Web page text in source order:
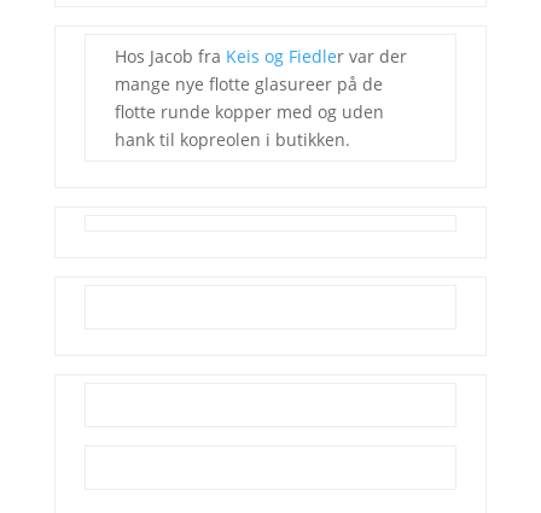
Hos Jacob fra Keis og Fiedler var der
mange nye flotte glasureer på de
flotte runde kopper med og uden
hank til kopreolen i butikken.